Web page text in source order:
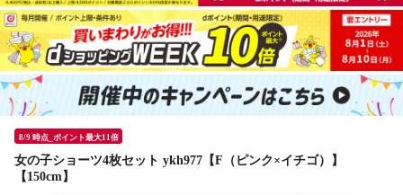
8/9 時点_ポイント最大11倍
女の子ショーツ4枚セット ykh977【F（ピンク×イチゴ）】
【150cm】